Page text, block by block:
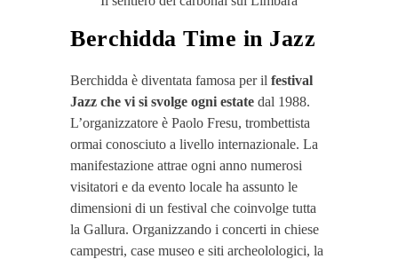
Berchidda Time in Jazz
Berchidda è diventata famosa per il festival
Jazz che vi si svolge ogni estate dal 1988.
L’organizzatore è Paolo Fresu, trombettista
ormai conosciuto a livello internazionale. La
manifestazione attrae ogni anno numerosi
visitatori e da evento locale ha assunto le
dimensioni di un festival che coinvolge tutta
la Gallura. Organizzando i concerti in chiese
campestri, case museo e siti archeolologici, la